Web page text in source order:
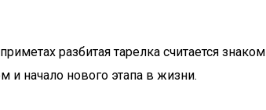
разбитая тарелка считается знаком
и начало нового этапа в жизни.